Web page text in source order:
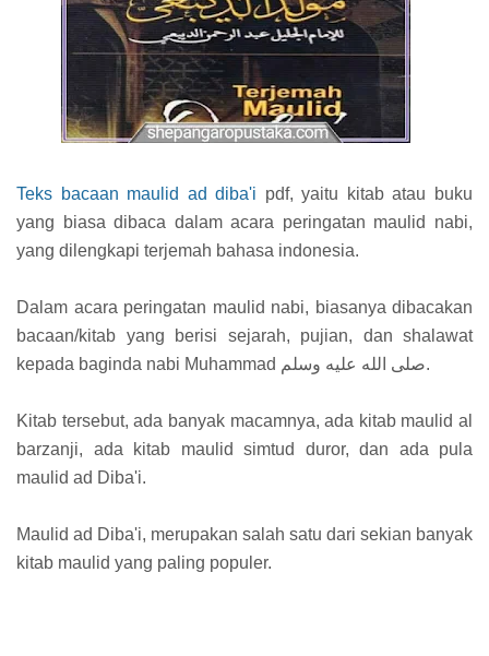
Teks bacaan maulid ad diba'i pdf, yaitu kitab atau buku
yang biasa dibaca dalam acara peringatan maulid nabi,
yang dilengkapi terjemah bahasa indonesia.
Dalam acara peringatan maulid nabi, biasanya dibacakan
bacaan/kitab yang berisi sejarah, pujian, dan shalawat
kepada baginda nabi Muhammad صلى الله عليه وسلم.
Kitab tersebut, ada banyak macamnya, ada kitab maulid al
barzanji, ada kitab maulid simtud duror, dan ada pula
maulid ad Diba'i.
Maulid ad Diba'i, merupakan salah satu dari sekian banyak
kitab maulid yang paling populer.